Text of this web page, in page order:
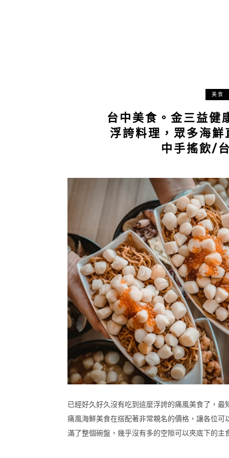
美食
台中美食。金三益健
浮誇料理，眾多海
中手搖飲/
已經好久好久沒有吃到這麼浮誇的痛風美食了，
痛風海鮮美食在搭配著非常親名的價格，讓各位
滿了整個碗盤，幾乎沒有多的空隙可以夾底下的